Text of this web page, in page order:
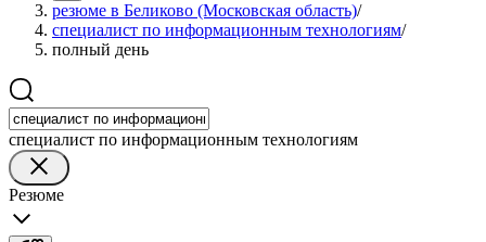
резюме в Беликово (Московская область)/
специалист по информационным технологиям/
полный день
специалист по информационным технологиям
Резюме